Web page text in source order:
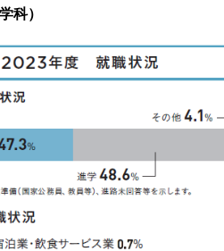
科）